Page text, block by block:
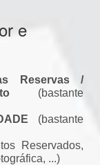
e
Reservas /
(bastante
(bastante
Reservados,
...)